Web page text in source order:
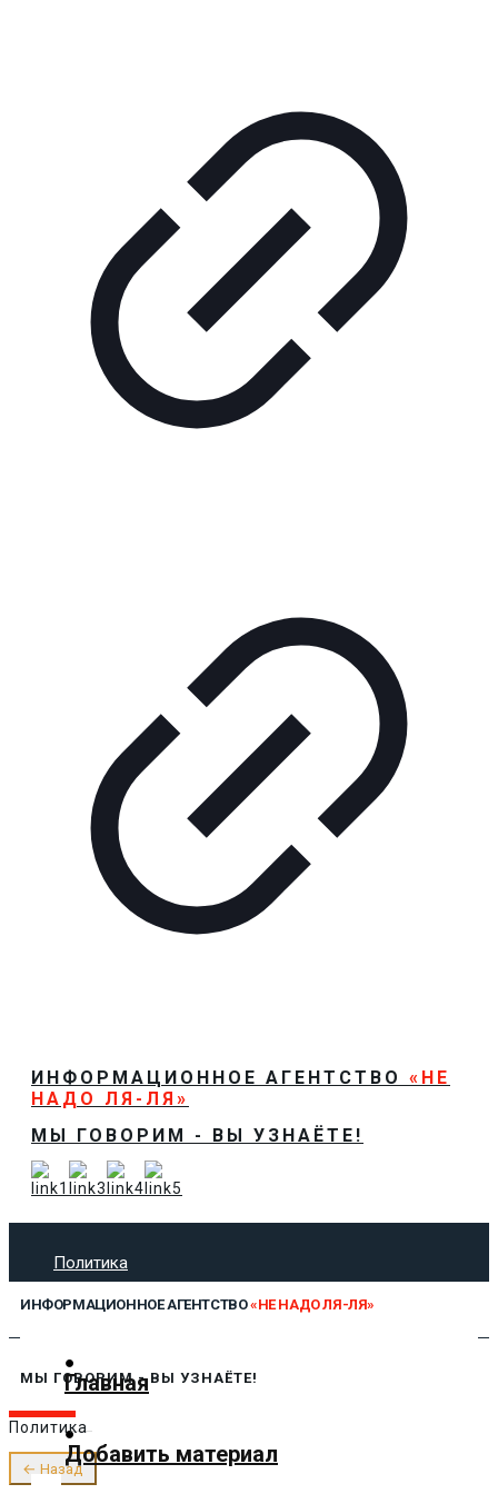
ИНФОРМАЦИОННОЕ АГЕНТСТВО «НЕ
НАДО ЛЯ-ЛЯ»
МЫ ГОВОРИМ - ВЫ УЗНАЁТЕ!
Политика
Технологии
Предложить новость
О нас
ИНФОРМАЦИОННОЕ АГЕНТСТВО«НЕ НАДО ЛЯ-ЛЯ»
Главная
Добавить материал
МЫ ГОВОРИМ - ВЫ УЗНАЁТЕ!
Политика
← Назад